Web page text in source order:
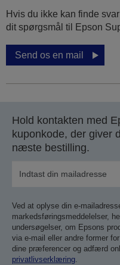
Hvis du ikke kan finde
dit spørgsmål til Epson
Send os en mail
Hold kontakten med
kuponkode, der giver
næste bestilling.
Ved at oplyse din e-
markedsføringsmeddelelser,
undersøgelser, om Epsons
via e-mail eller andre former
dine præferencer og adfærd
privatlivserklæring.